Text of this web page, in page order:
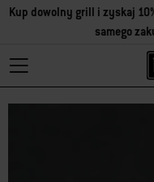
Kup dowolny grill i zyskaj
samego